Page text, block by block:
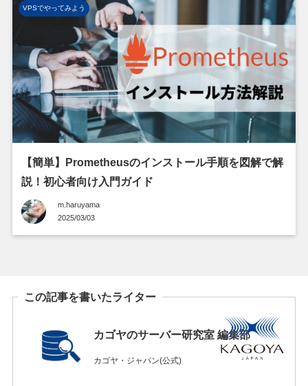
VPSでやってみよう
【簡単】Prometheusのインストール手順を図解で解
説！初心者向け入門ガイド
m.haruyama
2025/03/03
この記事を書いたライター
カゴヤのサーバー研究室 編集部
カゴヤ・ジャパン(公式)